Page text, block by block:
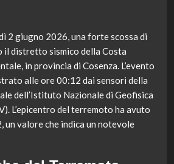
2 giugno 2026, una forte scossa di
distretto sismico della Costa
in provincia di Cosenza. L’evento
alle ore 00:12 dai sensori della
dell’Istituto Nazionale di Geofisica
L’epicentro del terremoto ha avuto
un valore che indica un notevole